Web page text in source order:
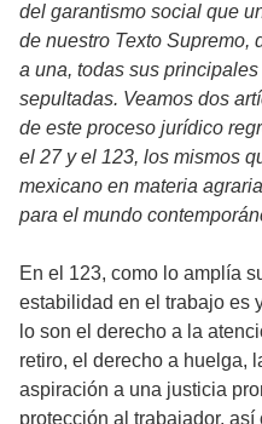
del garantismo social que
de nuestro Texto Supremo,
a una, todas sus
sepultadas. Veamos dos
de este proceso jurídico
el 27 y el 123, los mismos
mexicano en materia
para el mundo
En el 123, como lo amplía
estabilidad en el trabajo es
lo son el derecho a la
retiro, el derecho a huelga,
aspiración a una justicia
protección al trabajador,